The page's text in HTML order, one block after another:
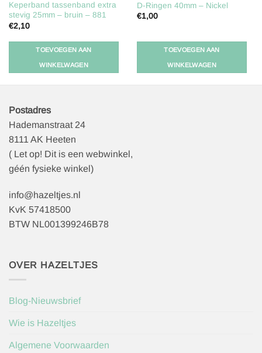
Keperband tassenband extra
stevig 25mm – bruin – 881
€2,10
TOEVOEGEN AAN
WINKELWAGEN
D-Ringen 40mm – Nickel
€1,00
TOEVOEGEN AAN
WINKELWAGEN
Postadres
Hademanstraat 24
8111 AK Heeten
( Let op! Dit is een webwinkel,
géén fysieke winkel)
info@hazeltjes.nl
KvK 57418500
BTW NL001399246B78
OVER HAZELTJES
Blog-Nieuwsbrief
Wie is Hazeltjes
Algemene Voorwaarden